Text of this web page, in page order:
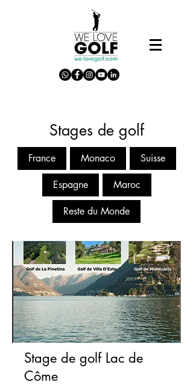
Stages de golf
France Monaco Suisse
Espagne Maroc
Reste du Monde
Stage de golf Lac de
Côme